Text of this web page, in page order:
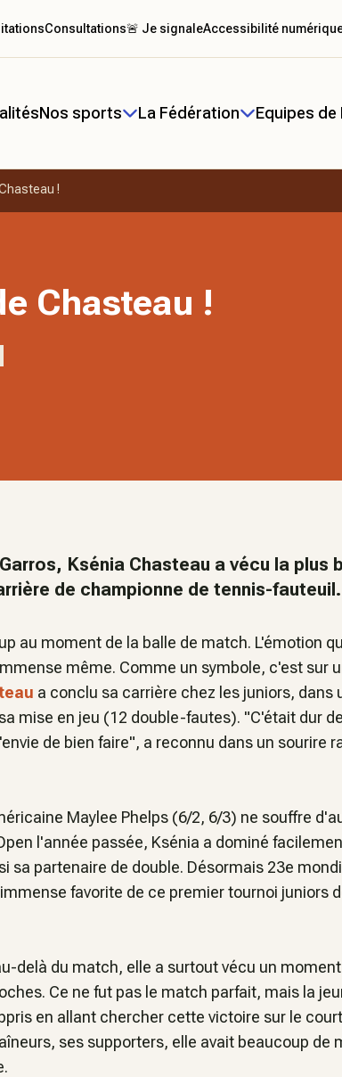
Nos sports La Fédération Equipes de
Consultations🚨 Je signaleAccessibilité
!
Chasteau !
Ksénia Chasteau a vécu la plus
de championne de tennis-fauteuil.
au moment de la balle de match. L'émotion
même. Comme un symbole, c'est sur
a conclu sa carrière chez les juniors, dans
mise en jeu (12 double-fautes). "C'était dur
de bien faire", a reconnu dans un sourire
Maylee Phelps (6/2, 6/3) ne souffre
l'année passée, Ksénia a dominé
sa partenaire de double. Désormais 23e
favorite de ce premier tournoi juniors
delà du match, elle a surtout vécu un
Ce ne fut pas le match parfait, mais la
en allant chercher cette victoire sur le court
ses supporters, elle avait beaucoup de